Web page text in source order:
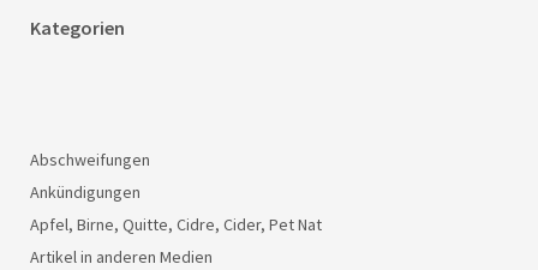
Kategorien
Abschweifungen
Ankündigungen
Apfel, Birne, Quitte, Cidre, Cider, Pet Nat
Artikel in anderen Medien